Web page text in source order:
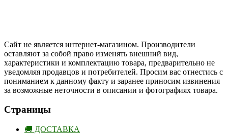
Сайт не является интернет-магазином. Производители
оставляют за собой право изменять внешний вид,
характеристики и комплектацию товара, предварительно не
уведомляя продавцов и потребителей. Просим вас отнестись с
пониманием к данному факту и заранее приносим извинения
за возможные неточности в описании и фотографиях товара.
Страницы
🚚 ДОСТАВКА